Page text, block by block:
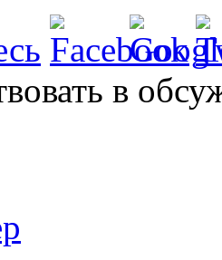
в